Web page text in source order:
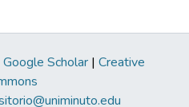
Google Scholar | Creative